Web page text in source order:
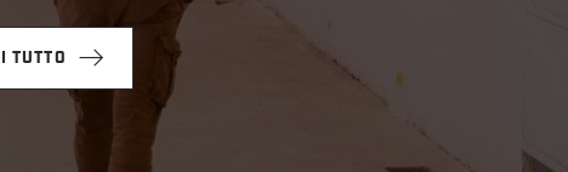
TUTTO